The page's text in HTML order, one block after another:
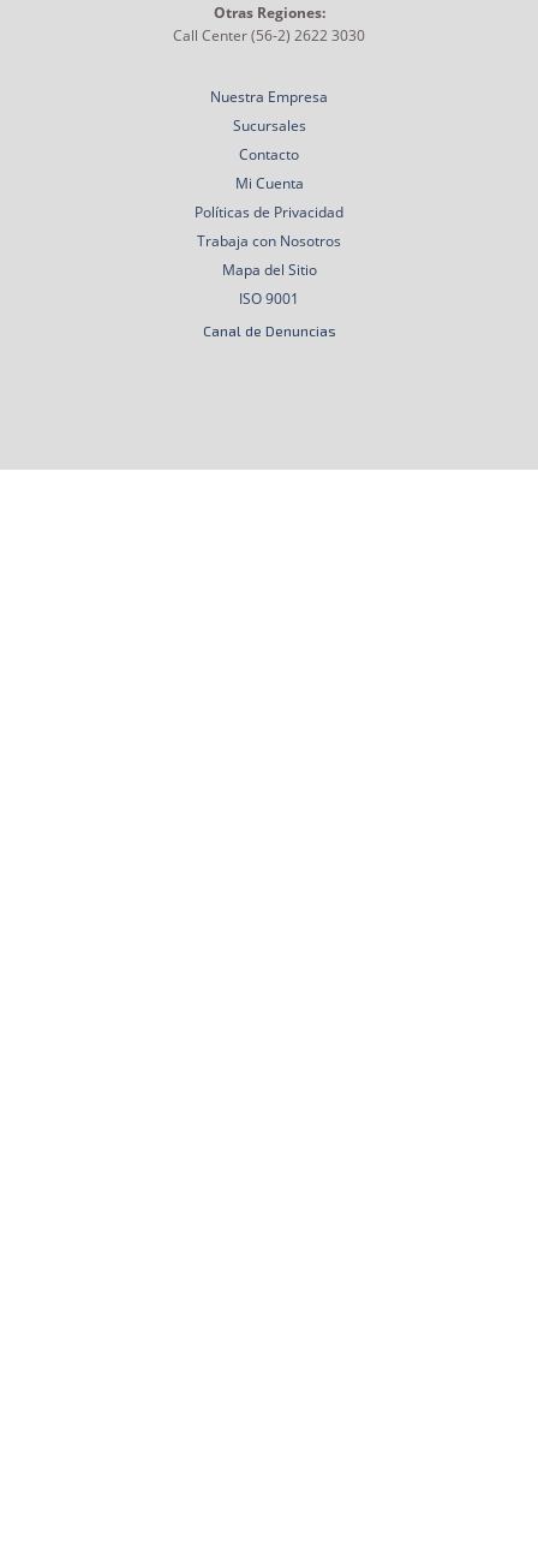
Otras Regiones:
Call Center (56-2) 2622 3030
Nuestra Empresa
Sucursales
Contacto
Mi Cuenta
Políticas de Privacidad
Trabaja con Nosotros
Mapa del Sitio
ISO 9001
Canal de Denuncias